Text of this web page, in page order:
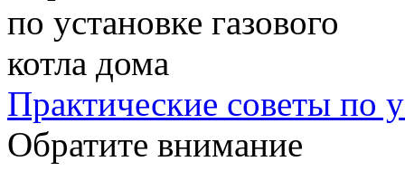
Практические советы по
Обратите внимание